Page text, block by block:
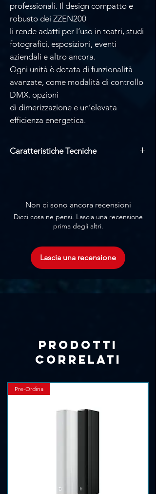
professionali. Il design compatto e
robusto dei ZZEN200
li rende adatti per l’uso in teatri, studi
fotografici, esposizioni, eventi
aziendali e altro ancora.
Ogni unità è dotata di funzionalità
avanzate, come modalità di controllo
DMX, opzioni
di dimerizzazione e un’elevata
efficienza energetica.
Caratteristiche Tecniche
Modalità di controllo: DMX512,
master-slave, esecuzione automatica,
Grado IP: IP20
Assorbimento totale: 220W
Display: 7 SEG
Non ci sono ancora recensioni
Dicci cosa ne pensi. Lascia una recensione
prima degli altri.
Lascia una recensione
Prodotti
correlati
Pre-Ordina